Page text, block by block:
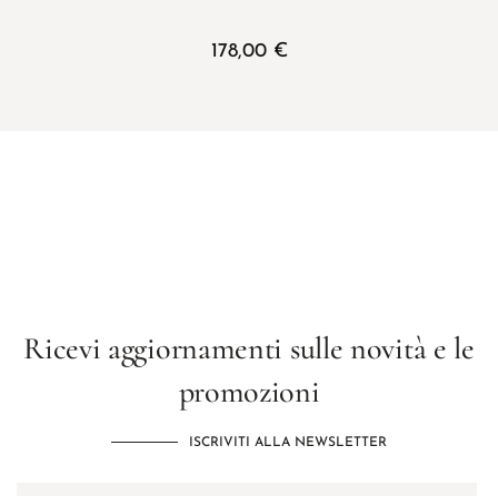
178,00 €
Ricevi aggiornamenti sulle novità e le
promozioni
ISCRIVITI ALLA NEWSLETTER